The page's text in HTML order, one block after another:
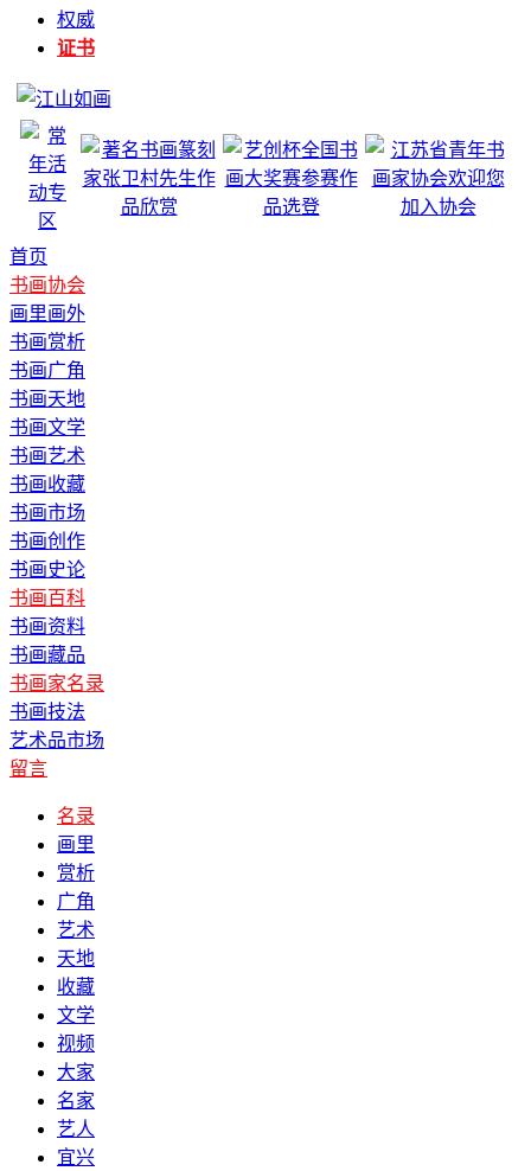
权威
证书
首页
书画协会
画里画外
书画赏析
书画广角
书画天地
书画文学
书画艺术
书画收藏
书画市场
书画创作
书画史论
书画百科
书画资料
书画藏品
书画家名录
书画技法
艺术品市场
留言
名录
画里
赏析
广角
艺术
天地
收藏
文学
视频
大家
名家
艺人
宜兴